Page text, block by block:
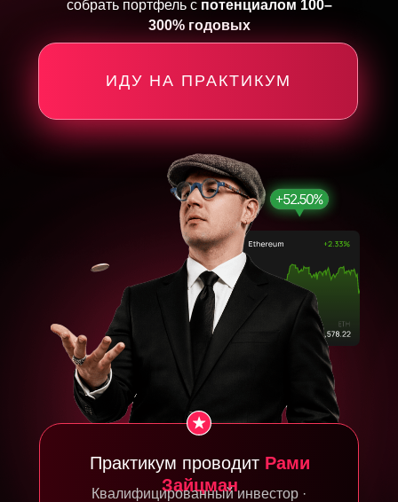
собрать портфель с потенциалом 100–
300% годовых
ИДУ НА ПРАКТИКУМ
Практикум проводит Рами
Зайцман
Квалифицированный инвестор ·